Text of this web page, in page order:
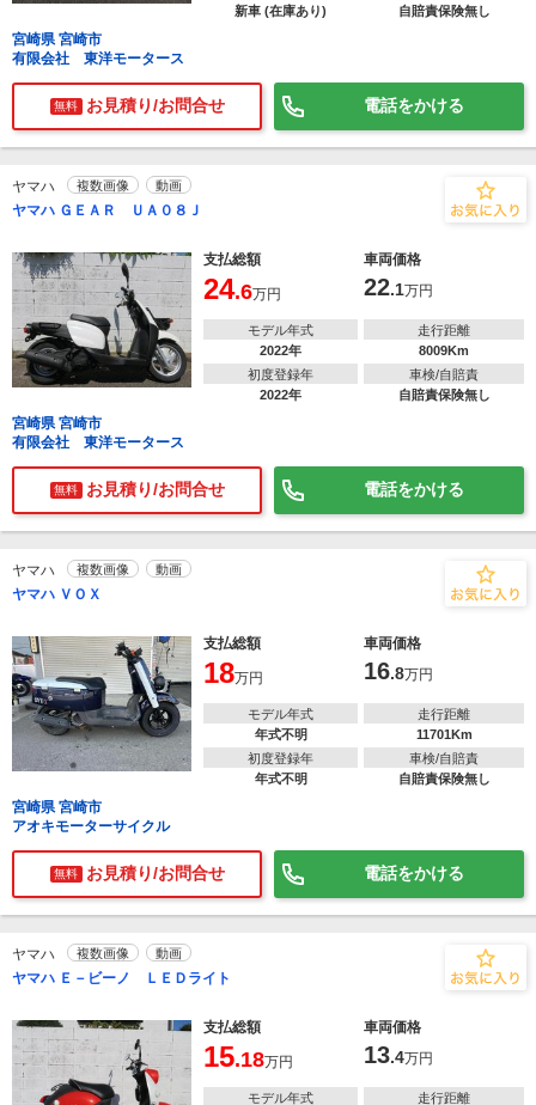
新車 (在庫あり)
自賠責保険無し
宮崎県 宮崎市
有限会社 東洋モータース
無料 お見積り/お問合せ 電話をかける
ヤマハ 複数画像 動画
ヤマハ ＧＥＡＲ ＵＡ０８Ｊ
支払総額 車両価格
24.6万円 22.1万円
モデル年式
2022年
走行距離
8009Km
初度登録年
2022年
車検/自賠責
自賠責保険無し
宮崎県 宮崎市
有限会社 東洋モータース
無料 お見積り/お問合せ 電話をかける
ヤマハ 複数画像 動画
ヤマハ ＶＯＸ
支払総額 車両価格
18万円 16.8万円
モデル年式
年式不明
走行距離
11701Km
初度登録年
年式不明
車検/自賠責
自賠責保険無し
宮崎県 宮崎市
アオキモーターサイクル
無料 お見積り/お問合せ 電話をかける
ヤマハ 複数画像 動画
ヤマハ Ｅ－ビーノ ＬＥＤライト
支払総額 車両価格
15.18万円 13.4万円
モデル年式
走行距離